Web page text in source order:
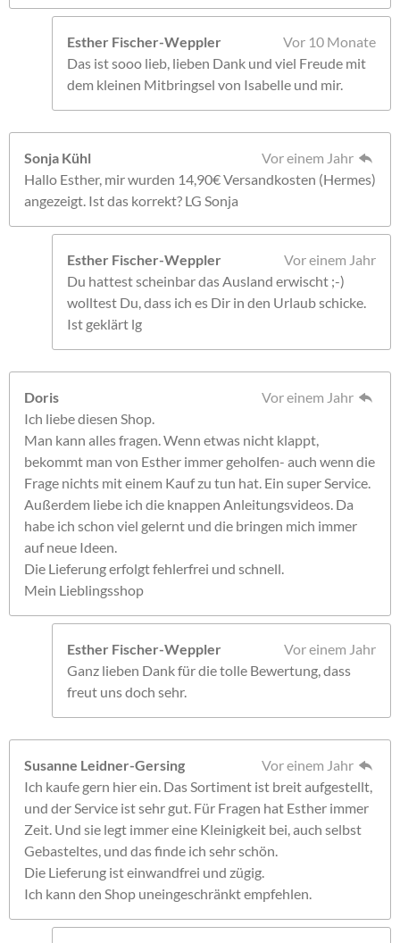
Esther Fischer-Weppler
Vor 10 Monate
Das ist sooo lieb, lieben Dank und viel Freude mit
dem kleinen Mitbringsel von Isabelle und mir.
Sonja Kühl
Vor einem Jahr
Hallo Esther, mir wurden 14,90€ Versandkosten (Hermes)
angezeigt. Ist das korrekt? LG Sonja
Esther Fischer-Weppler
Vor einem Jahr
Du hattest scheinbar das Ausland erwischt ;-)
wolltest Du, dass ich es Dir in den Urlaub schicke.
Ist geklärt lg
Doris
Vor einem Jahr
Ich liebe diesen Shop.
Man kann alles fragen. Wenn etwas nicht klappt,
bekommt man von Esther immer geholfen- auch wenn die
Frage nichts mit einem Kauf zu tun hat. Ein super Service.
Außerdem liebe ich die knappen Anleitungsvideos. Da
habe ich schon viel gelernt und die bringen mich immer
auf neue Ideen.
Die Lieferung erfolgt fehlerfrei und schnell.
Mein Lieblingsshop
Esther Fischer-Weppler
Vor einem Jahr
Ganz lieben Dank für die tolle Bewertung, dass
freut uns doch sehr.
Susanne Leidner-Gersing
Vor einem Jahr
Ich kaufe gern hier ein. Das Sortiment ist breit aufgestellt,
und der Service ist sehr gut. Für Fragen hat Esther immer
Zeit. Und sie legt immer eine Kleinigkeit bei, auch selbst
Gebasteltes, und das finde ich sehr schön.
Die Lieferung ist einwandfrei und zügig.
Ich kann den Shop uneingeschränkt empfehlen.